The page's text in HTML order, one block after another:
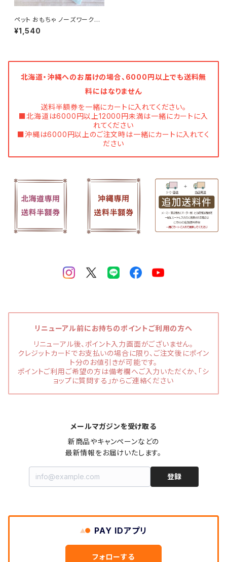
ペット おもちゃ ノーズワークト
イ スマイルケーキ/わんこ いぬ
ペット おもちゃ ぬいぐるみ
¥1,540
北海道・沖縄へのお届けの場合、6000円以上でも送料無
料にはなりません
送料半額券を一緒にカートに入れてください。
■北海道は6000円以上12000円未満は一緒にカートに入
れてください
■沖縄は6000円以上のご注文時は一緒にカートに入れてく
ださい
リニューアル前にお持ちのポイントご利用の方へ
リニューアル後、ポイント入力画面がございません。
クレジットカードでお支払いの場合に限り、ご注文後にポイン
ト分のお値引きが可能です。
ポイントご利用ご希望の方は備考欄へご入力いただくか、「シ
ョップに質問する」からご連絡ください
メールマガジンを受け取る
新商品やキャンペーンなどの
最新情報をお届けいたします。
登録
PAY IDアプリ
フォローする